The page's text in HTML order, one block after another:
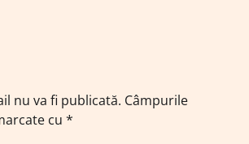
nu va fi publicată. Câmpurile
cu *